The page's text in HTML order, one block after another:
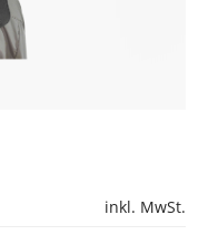
inkl. MwSt.